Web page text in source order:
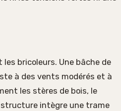
bricoleurs. Une bâche de
à des vents modérés et à
les stères de bois, le
structure intègre une trame